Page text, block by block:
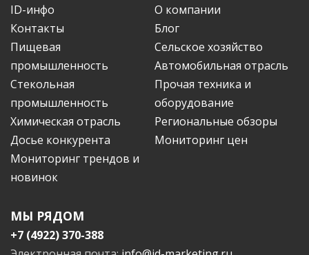
ID-инфо
О компании
Контакты
Блог
Пищевая
промышленность
Сельское хозяйство
Автомобильная отрасль
Стекольная
промышленность
Прочая техника и
оборудование
Химическая отрасль
Региональные обзоры
Досье конкурента
Мониторинг цен
Мониторинг трендов и
новинок
МЫ РЯДОМ
+7 (4922) 370-388